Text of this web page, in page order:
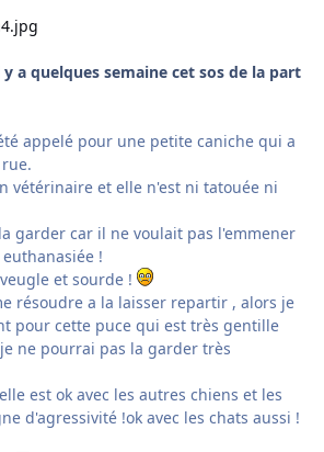
a quelques semaine cet sos de la part
appelé pour une petite caniche qui a
vétérinaire et elle n'est ni tatouée ni
garder car il ne voulait pas l'emmener
!
et sourde !
résoudre a la laisser repartir , alors je
pour cette puce qui est très gentille
ne pourrai pas la garder très
est ok avec les autres chiens et les
d'agressivité !ok avec les chats aussi !